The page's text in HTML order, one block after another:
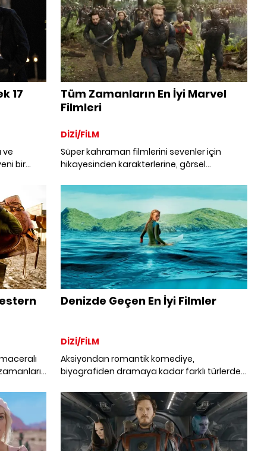
bağladığınızda, açık hava
maceralarınızdan en iyi şekilde yararlanmak
için bu uygulamalardan birini
yüklediğinizden emin olun.
17
ve
bir
Tüm Zamanların En İyi Marvel
Filmleri
DİZİ/FİLM
Süper kahraman filmlerini sevenler için
hikayesinden karakterlerine, görsel
Marvel filmleri.
Denizde Geçen En İyi Filmler
DİZİ/FİLM
Aksiyondan romantik komediye,
biyografiden dramaya kadar farklı türlerde